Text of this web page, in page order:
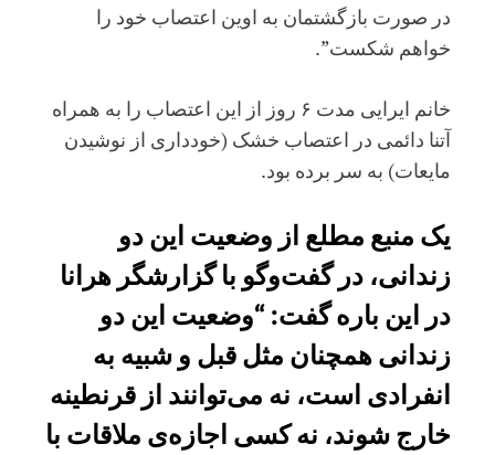
در صورت بازگشتمان به اوین اعتصاب خود را
خواهم شکست”.
خانم ایرایی مدت ۶ روز از این اعتصاب را به همراه
آتنا دائمی در اعتصاب خشک (خودداری از نوشیدن
مایعات) به سر برده بود.
یک منبع مطلع از وضعیت این دو
زندانی، در گفت‌وگو با گزارشگر هرانا
در این باره گفت: “وضعیت این دو
زندانی همچنان مثل قبل و شبیه به
انفرادی است، نه می‌توانند از قرنطینه
خارج شوند، نه کسی اجازه‌ی ملاقات با